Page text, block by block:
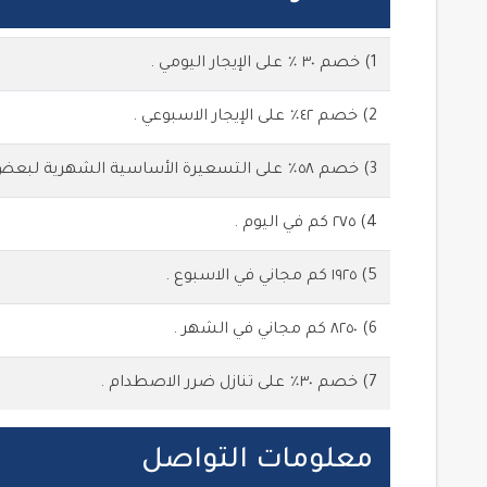
1) خصم ٣٠ ٪ على الإيجار اليومي .
2) خصم ٤٢٪ على الإيجار الاسبوعي .
3) خصم ٥٨٪ على التسعيرة الأساسية الشهرية لبعض الموديلات .
4) ٢٧٥ كم في اليوم .
5) ١٩٢٥ كم مجاني في الاسبوع .
6) ٨٢٥٠ كم مجاني في الشهر .
7) خصم ٣٠٪ على تنازل ضرر الاصطدام .
معلومات التواصل